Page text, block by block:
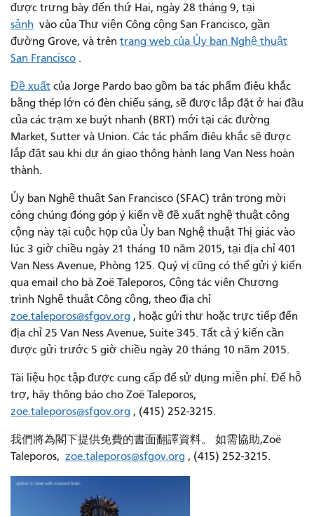
được trưng bày đến thứ Hai, ngày 28 tháng 9, tại
sảnh vào của Thư viện Công cộng San Francisco, gần
đường Grove, và trên trang web của Ủy ban Nghệ thuật
San Francisco .
Đề xuất của Jorge Pardo bao gồm ba tác phẩm điêu khắc
bằng thép lớn có đèn chiếu sáng, sẽ được lắp đặt ở hai đầu
của các trạm xe buýt nhanh (BRT) mới tại các đường
Market, Sutter và Union. Các tác phẩm điêu khắc sẽ được
lắp đặt sau khi dự án giao thông hành lang Van Ness hoàn
thành.
Ủy ban Nghệ thuật San Francisco (SFAC) trân trọng mời
công chúng đóng góp ý kiến ​​về đề xuất nghệ thuật công
cộng này tại cuộc họp của Ủy ban Nghệ thuật Thị giác vào
lúc 3 giờ chiều ngày 21 tháng 10 năm 2015, tại địa chỉ 401
Van Ness Avenue, Phòng 125. Quý vị cũng có thể gửi ý kiến
​​qua email cho bà Zoë Taleporos, Cộng tác viên Chương
trình Nghệ thuật Công cộng, theo địa chỉ
zoe.taleporos@sfgov.org , hoặc gửi thư hoặc trực tiếp đến
địa chỉ 25 Van Ness Avenue, Suite 345. Tất cả ý kiến ​​cần
được gửi trước 5 giờ chiều ngày 20 tháng 10 năm 2015.
Tài liệu học tập được cung cấp để sử dụng miễn phí. Để hỗ
trợ, hãy thông báo cho Zoë Taleporos,
zoe.taleporos@sfgov.org , (415) 252-3215.
我們將為閣下提供免費的書面翻譯資料。 如需協助,Zoë
Taleporos, zoe.taleporos@sfgov.org , (415) 252-3215.